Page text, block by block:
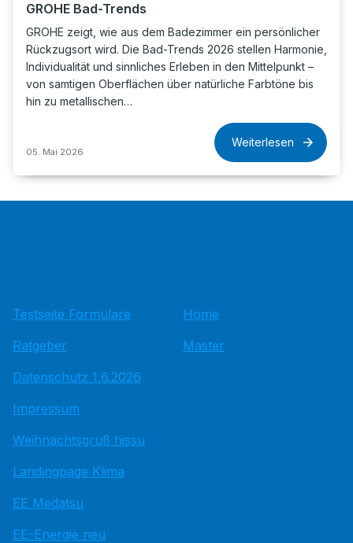
GROHE Bad-Trends
GROHE zeigt, wie aus dem Badezimmer ein persönlicher
Rückzugsort wird. Die Bad-Trends 2026 stellen Harmonie,
Individualität und sinnliches Erleben in den Mittelpunkt –
von samtigen Oberflächen über natürliche Farbtöne bis
hin zu metallischen…
05. Mai 2026
Weiterlesen
Testseite Formulare
Ratgeber
Datenschutz 1.6.2026
Impressum
Weihnachtsgruß hissu
Landingpage Klima
EE Medatsu
EE-Energie neu
Home
Master